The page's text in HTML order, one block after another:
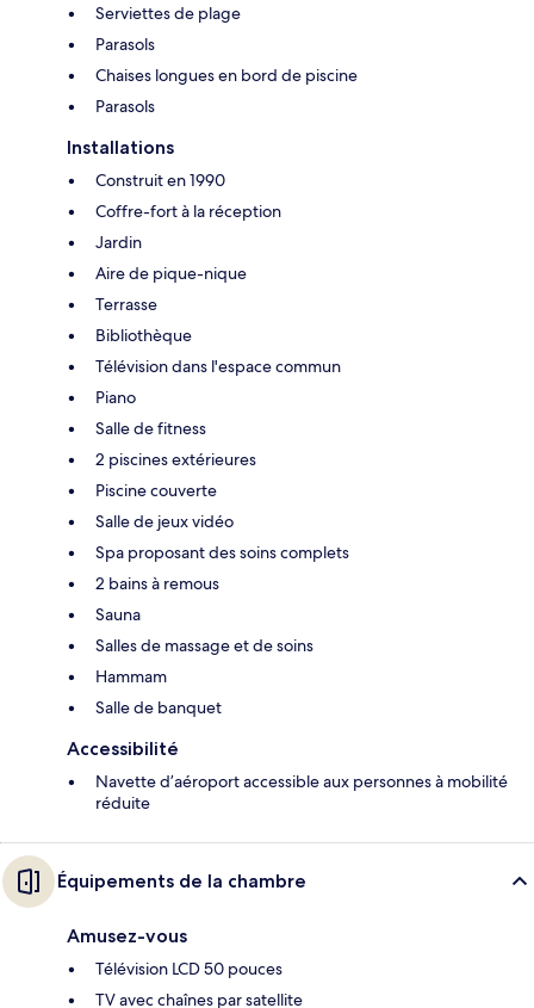
Serviettes de plage
Parasols
Chaises longues en bord de piscine
Parasols
Installations
Construit en 1990
Coffre-fort à la réception
Jardin
Aire de pique-nique
Terrasse
Bibliothèque
Télévision dans l'espace commun
Piano
Salle de fitness
2 piscines extérieures
Piscine couverte
Salle de jeux vidéo
Spa proposant des soins complets
2 bains à remous
Sauna
Salles de massage et de soins
Hammam
Salle de banquet
Accessibilité
Navette d’aéroport accessible aux personnes à mobilité
réduite
Équipements de la chambre
Amusez-vous
Télévision LCD 50 pouces
TV avec chaînes par satellite